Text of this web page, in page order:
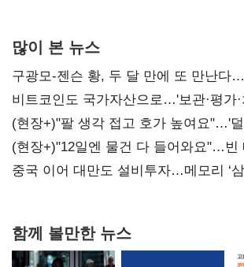
많이 본 뉴스
구광모-젠슨 황, 두 달 만에 또 만난다
비트코인도 국가자산으로…'보관·평가
숙제
(현장+)"팔 생각 접고 호가 높여요"…'
20억 키맞추기
(현장+)"12일엔 물건 다 들어와요"…빈
연 홈플러스
중국 이어 대만도 설비투자…메모리 ‘삼
함께 볼만한 뉴스